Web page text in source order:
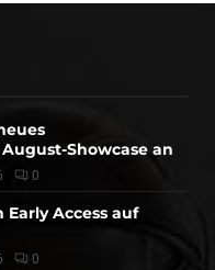
Showcase an
0
Access auf
0